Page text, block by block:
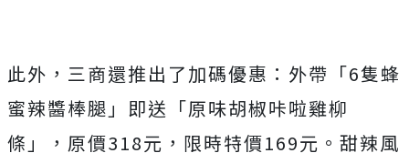
此外，三商還推出了加碼優惠：外帶「6隻蜂
蜜辣醬棒腿」即送「原味胡椒咔啦雞柳
條」，原價318元，限時特價169元。甜辣風